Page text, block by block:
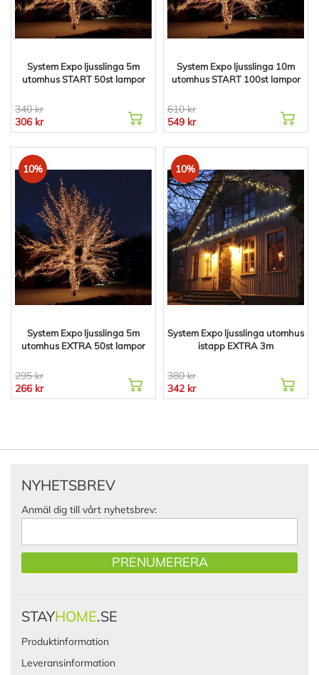
System Expo ljusslinga 5m
utomhus START 50st lampor
340 kr
306 kr
System Expo ljusslinga 10m
utomhus START 100st lampor
610 kr
549 kr
10%
System Expo ljusslinga 5m
utomhus EXTRA 50st lampor
295 kr
266 kr
10%
System Expo ljusslinga utomhus
istapp EXTRA 3m
380 kr
342 kr
NYHETSBREV
Anmäl dig till vårt nyhetsbrev:
PRENUMERERA
STAYHOME.SE
Produktinformation
Leveransinformation